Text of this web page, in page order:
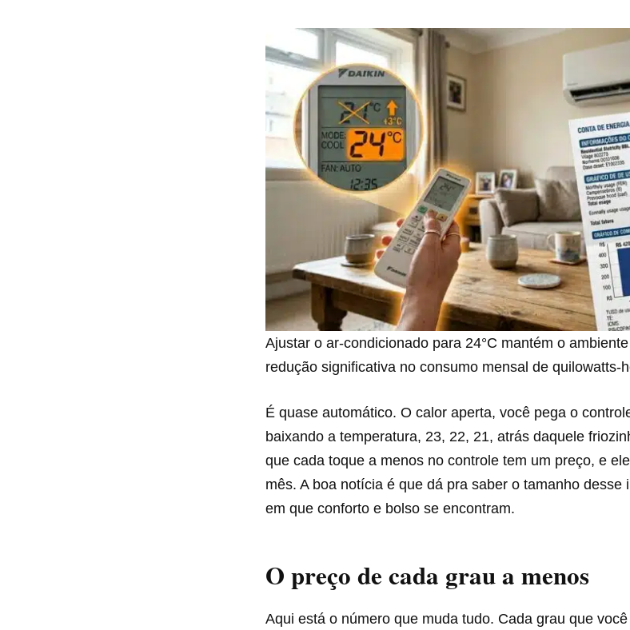
Ajustar o ar-condicionado para 24°C mantém o
redução significativa no consumo mensal de quilowatts-
É quase automático. O calor aperta, você pega o
baixando a temperatura, 23, 22, 21, atrás daquele
que cada toque a menos no controle tem um preço, e
mês. A boa notícia é que dá pra saber o tamanho desse
em que conforto e bolso se encontram.
O preço de cada grau a menos
Aqui está o número que muda tudo. Cada grau que